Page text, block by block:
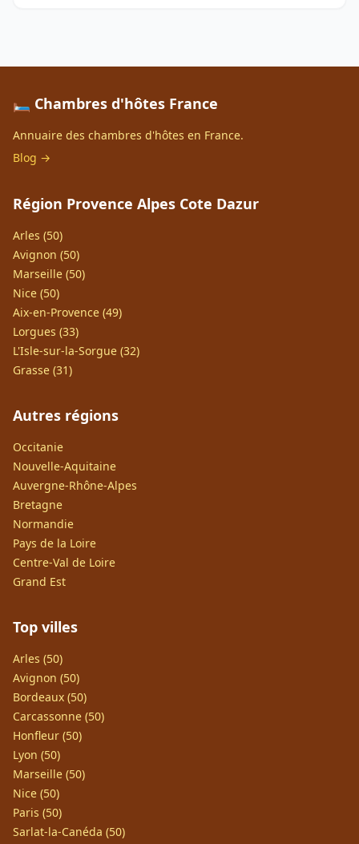
🛏️ Chambres d'hôtes France
Annuaire des chambres d'hôtes en France.
Blog →
Région Provence Alpes Cote Dazur
Arles (50)
Avignon (50)
Marseille (50)
Nice (50)
Aix-en-Provence (49)
Lorgues (33)
L'Isle-sur-la-Sorgue (32)
Grasse (31)
Autres régions
Occitanie
Nouvelle-Aquitaine
Auvergne-Rhône-Alpes
Bretagne
Normandie
Pays de la Loire
Centre-Val de Loire
Grand Est
Top villes
Arles (50)
Avignon (50)
Bordeaux (50)
Carcassonne (50)
Honfleur (50)
Lyon (50)
Marseille (50)
Nice (50)
Paris (50)
Sarlat-la-Canéda (50)